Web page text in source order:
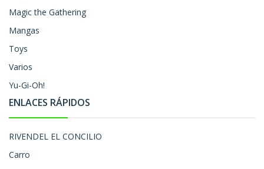
Magic the Gathering
Mangas
Toys
Varios
Yu-Gi-Oh!
ENLACES RÁPIDOS
RIVENDEL EL CONCILIO
Carro